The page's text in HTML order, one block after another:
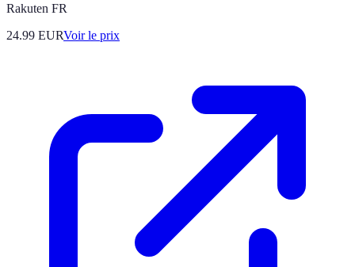
Rakuten FR
24.99 EURVoir le prix